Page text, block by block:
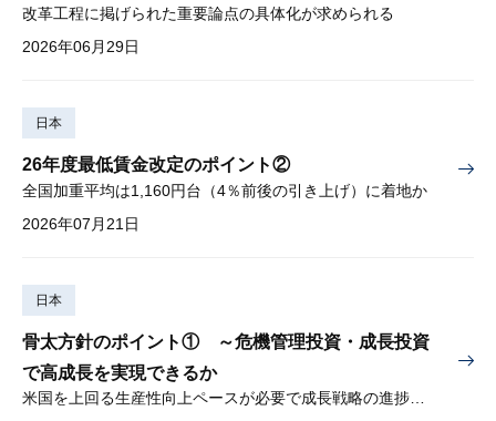
改革工程に掲げられた重要論点の具体化が求められる
2026年06月29日
日本
26年度最低賃金改定のポイント②
全国加重平均は1,160円台（4％前後の引き上げ）に着地か
2026年07月21日
日本
骨太方針のポイント① ～危機管理投資・成長投資
で高成長を実現できるか
米国を上回る生産性向上ペースが必要で成長戦略の進捗管理も課題